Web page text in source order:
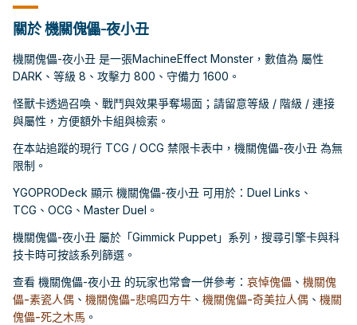
關於 機關傀儡-夜小丑
機關傀儡-夜小丑 是一張MachineEffect Monster，數值為 屬性
DARK、等級 8、攻擊力 800、守備力 1600。
怪獸卡透過召喚、戰鬥與效果爭奪場面；請留意等級 / 階級 / 連接
與屬性，方便額外卡組與檢索。
在本站追蹤的現行 TCG / OCG 禁限卡表中，機關傀儡-夜小丑 為無
限制。
YGOPRODeck 顯示 機關傀儡-夜小丑 可用於：Duel Links、
TCG、OCG、Master Duel。
機關傀儡-夜小丑 屬於「Gimmick Puppet」系列，搜尋引擎卡與科
技卡時可按該系列篩選。
查看 機關傀儡-夜小丑 的玩家也常會一併參考： 哀悼傀儡 、 機關傀
儡-素瓷人偶 、 機關傀儡-悲鳴四方牛 、 機關傀儡-奇美拉人偶 、 機關
傀儡-死之木馬 。